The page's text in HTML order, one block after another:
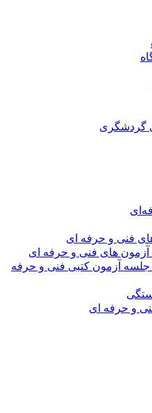
گردشگری
فنی و حرفه ای
های فنی و حرفه ای
جلسه آزمون کتبی فنی و حرفه
و حرفه ای